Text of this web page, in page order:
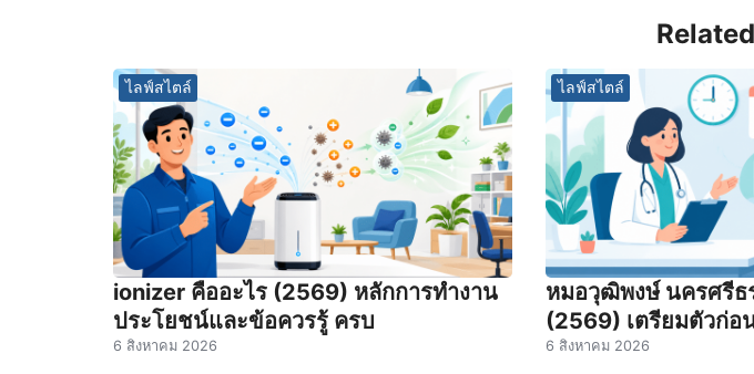
ไลฟ์สไตล์
ionizer คืออะไร (2569) หลักการทำงาน
ประโยชน์และข้อควรรู้ ครบ
6 สิงหาคม 2026
ไลฟ์สไตล์
หมอวุฒิพงษ์ นครศรีธ
(2569) เตรียมตัวก่อ
6 สิงหาคม 2026